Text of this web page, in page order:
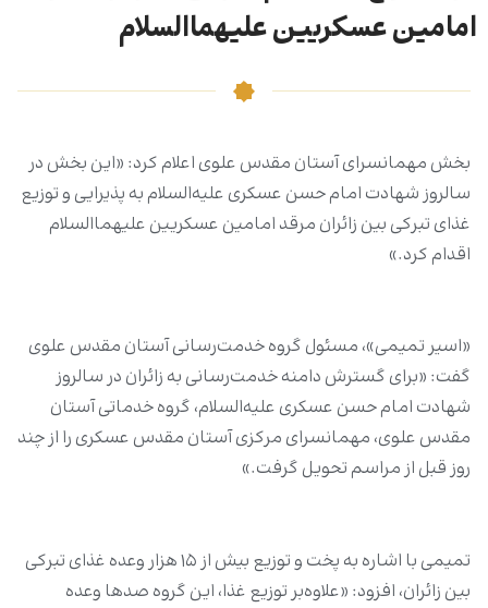
امامین عسکریین علیهماالسلام
بخش مهمانسرای آستان مقدس علوی اعلام کرد: «این بخش در
سالروز شهادت امام حسن عسکری علیه‌السلام به پذیرایی و توزیع
غذای تبرکی بین زائران مرقد امامین عسکریین علیهماالسلام
اقدام کرد.»
«اسیر تمیمی»، مسئول گروه خدمت‌رسانی آستان مقدس علوی
گفت: «برای گسترش دامنه خدمت‌رسانی به زائران در سالروز
شهادت امام حسن عسکری علیه‌السلام، گروه خدماتی آستان
مقدس علوی، مهمانسرای مرکزی آستان مقدس عسکری را از چند
روز قبل از مراسم تحویل گرفت.»
تمیمی با اشاره به پخت و توزیع بیش از ۱۵ هزار وعده غذای تبرکی
بین زائران، افزود: «علاوه‌بر توزیع غذا، این گروه صدها وعده